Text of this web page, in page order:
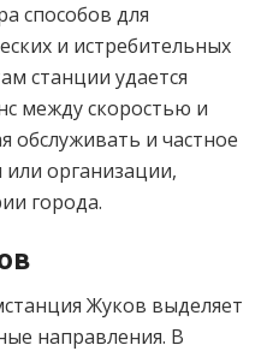
способов для
и истребительных
станции удается
между скоростью и
обслуживать и частное
или организации,
города.
Жуков выделяет
направления. В